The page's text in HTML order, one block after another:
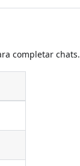
completar chats.